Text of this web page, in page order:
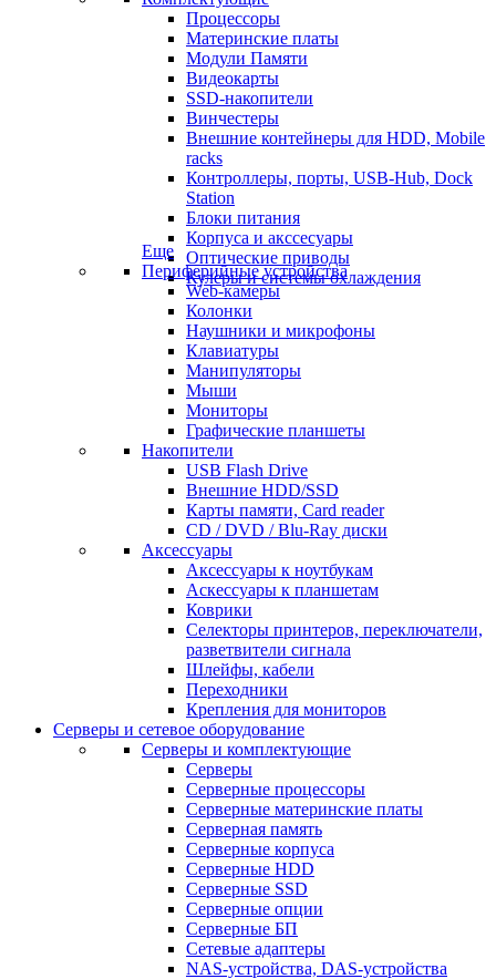
Процессоры
Материнские платы
Модули Памяти
Видеокарты
SSD-накопители
Винчестеры
Внешние контейнеры для HDD, Mobile
racks
Контроллеры, порты, USB-Hub, Dock
Station
Блоки питания
Корпуса и акссесуары
Оптические приводы
Кулеры и системы охлаждения
Еще
Периферийные устройства
Web-камеры
Колонки
Наушники и микрофоны
Клавиатуры
Манипуляторы
Мыши
Мониторы
Графические планшеты
Накопители
USB Flash Drive
Внешние HDD/SSD
Карты памяти, Card reader
CD / DVD / Blu-Ray диски
Аксессуары
Аксессуары к ноутбукам
Аскессуары к планшетам
Коврики
Селекторы принтеров, переключатели,
разветвители сигнала
Шлейфы, кабели
Переходники
Крепления для мониторов
Серверы и сетевое оборудование
Серверы и комплектующие
Серверы
Серверные процессоры
Серверные материнские платы
Серверная память
Серверные корпуса
Серверные HDD
Серверные SSD
Серверные опции
Серверные БП
Сетевые адаптеры
NAS-устройства, DAS-устройства